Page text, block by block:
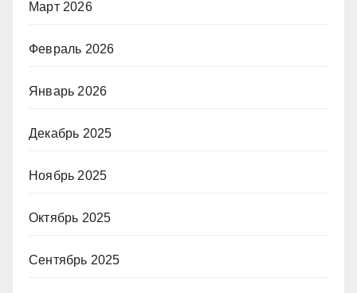
Март 2026
Февраль 2026
Январь 2026
Декабрь 2025
Ноябрь 2025
Октябрь 2025
Сентябрь 2025